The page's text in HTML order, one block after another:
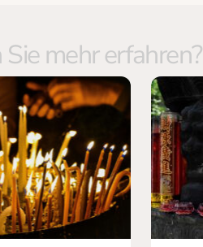
mehr erfahren?